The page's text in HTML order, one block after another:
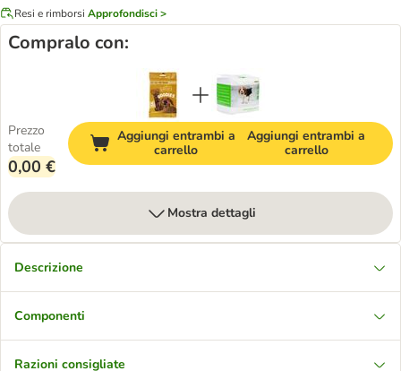
Resi e rimborsi Approfondisci >
Compralo con:
Prezzo
totale
0,00 €
Aggiungi entrambi a
carrello
Aggiungi entrambi a
carrello
Mostra dettagli
Descrizione
Componenti
Razioni consigliate